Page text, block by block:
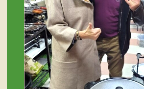
с 11:00 до 19:00
ежедневно
График работы: